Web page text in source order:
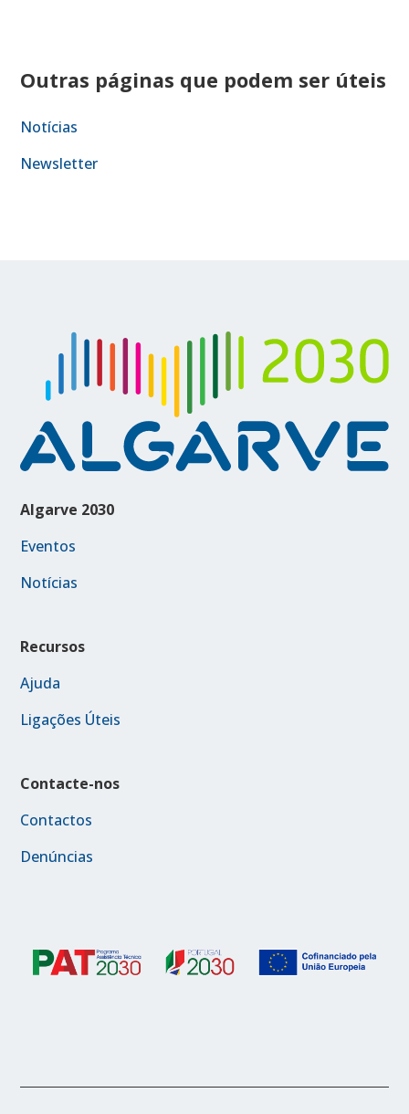
Outras páginas que podem ser úteis
Notícias
Newsletter
Algarve 2030
Eventos
Notícias
Recursos
Ajuda
Ligações Úteis
Contacte-nos
Contactos
Denúncias